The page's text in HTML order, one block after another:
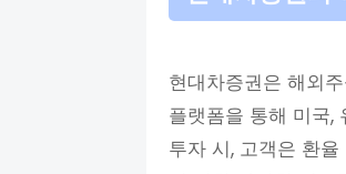
현대차증권은 해외
플랫폼을 통해 미국,
투자 시, 고객은 환